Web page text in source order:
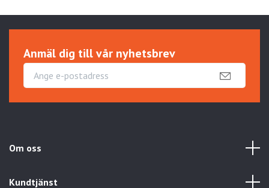
Anmäl dig till vår nyhetsbrev
Om oss
Kundtjänst